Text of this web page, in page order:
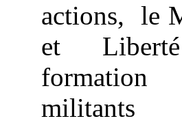
actions, le
et
militants